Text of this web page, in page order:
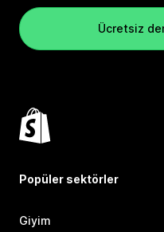
Ücretsiz
Popüler sektörler
Giyim